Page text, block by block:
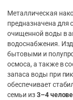
Металлическая
предназначена для
очищенной воды в
водоснабжения.
бытовыми и
осмоса, а также в
запаса воды при
обеспечивает
семьи из3–4